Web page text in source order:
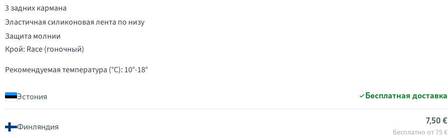
3 задних кармана
Эластичная силиконовая лента по низу
Защита молнии
Крой: Race (гоночный)
Рекомендуемая температура (°C): 10°-18°
Эстония Бесплатная доставка
Финляндия
7,50 €
бесплатно от 75 €